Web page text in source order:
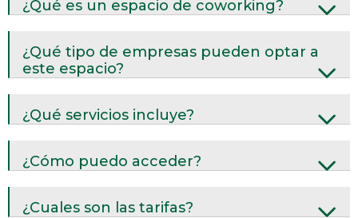
¿Qué es un espacio de coworking?
¿Qué tipo de empresas pueden optar a
este espacio?
¿Qué servicios incluye?
¿Cómo puedo acceder?
¿Cuales son las tarifas?